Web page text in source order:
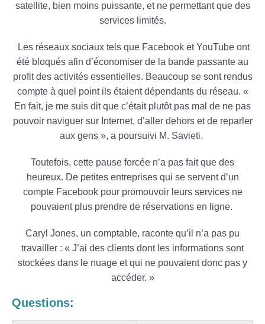
satellite, bien moins puissante, et ne permettant que des
services limités.
Les réseaux sociaux tels que Facebook et YouTube ont
été bloqués afin d’économiser de la bande passante au
profit des activités essentielles. Beaucoup se sont rendus
compte à quel point ils étaient dépendants du réseau. «
En fait, je me suis dit que c’était plutôt pas mal de ne pas
pouvoir naviguer sur Internet, d’aller dehors et de reparler
aux gens », a poursuivi M. Savieti.
Toutefois, cette pause forcée n’a pas fait que des
heureux. De petites entreprises qui se servent d’un
compte Facebook pour promouvoir leurs services ne
pouvaient plus prendre de réservations en ligne.
Caryl Jones, un comptable, raconte qu’il n’a pas pu
travailler : « J’ai des clients dont les informations sont
stockées dans le nuage et qui ne pouvaient donc pas y
accéder. »
Questions: